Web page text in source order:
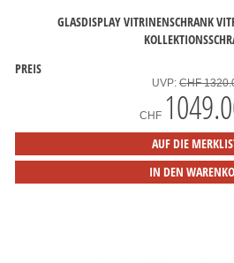
GLASDISPLAY VITRINENSCHRANK
PREIS
UVP: CHF
CHF
AUF DIE
IN DEN